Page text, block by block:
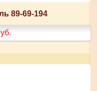
89-69-194